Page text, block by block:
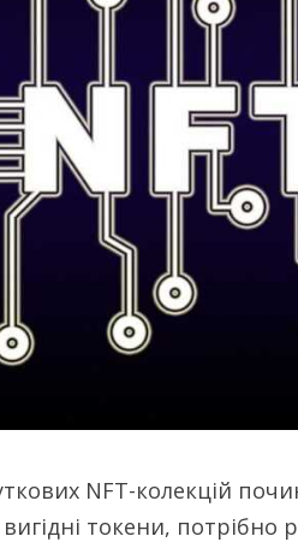
NFT-колекцій
токени, потрібно